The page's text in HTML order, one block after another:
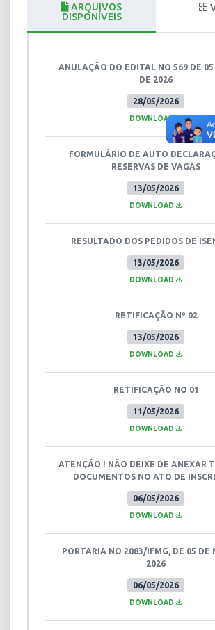
ARQUIVOS
DISPONÍVEIS
28/05/2026
ANULAÇÃO DO EDITAL NO 569 DE
DE 2026
DOWNLOAD
13/05/2026
FORMULÁRIO DE AUTO
RESERVAS DE VAGAS
DOWNLOAD
13/05/2026
RESULTADO DOS PEDIDOS DE
DOWNLOAD
13/05/2026
RETIFICAÇÃO Nº 02
DOWNLOAD
11/05/2026
RETIFICAÇÃO NO 01
DOWNLOAD
06/05/2026
ATENÇÃO ! NÃO DEIXE DE ANEXAR
DOCUMENTOS NO ATO DE
DOWNLOAD
06/05/2026
PORTARIA NO 2083/IFMG, DE 05 DE
2026
DOWNLOAD